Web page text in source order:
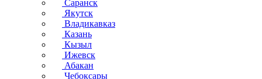
Саранск
Якутск
Владикавказ
Казань
Кызыл
Ижевск
Абакан
Чебоксары